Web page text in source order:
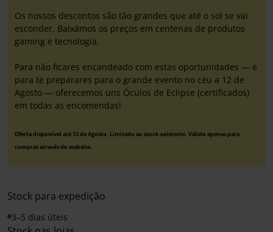
Os nossos descontos são tão grandes que até o sol se vai
esconder. Baixámos os preços em centenas de produtos
gaming e tecnologia.
Para não ficares encandeado com estas oportunidades — e
para te preparares para o grande evento no céu a 12 de
Agosto — oferecemos uns Óculos de Eclipse (certificados)
em todas as encomendas!
Oferta disponível até 12 de Agosto. Limitado ao stock existente. Válido apenas para
compras através do website.
Stock para expedição
3–5 dias úteis